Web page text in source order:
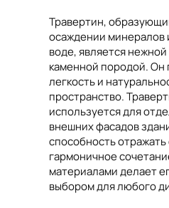
Травертин,
осаждении минералов
воде, является
каменной породой. Он
легкость и
пространство.
используется для
внешних фасадов
способность отражать
гармоничное
материалами делает
выбором для любого